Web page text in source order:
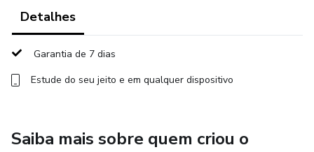
Detalhes
Garantia de 7 dias
Estude do seu jeito e em qualquer dispositivo
Saiba mais sobre quem criou o